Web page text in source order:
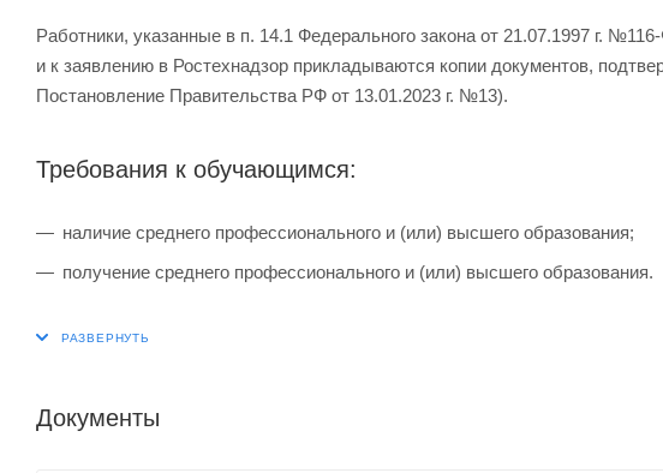
Работники, указанные в п. 14.1 Федерального закона от 21.07.1997 г.
и к заявлению в Ростехнадзор прикладываются копии документов,
Постановление Правительства РФ от 13.01.2023 г. №13).
Требования к обучающимся:
наличие среднего профессионального и (или) высшего образования;
получение среднего профессионального и (или) высшего образования.
Документы